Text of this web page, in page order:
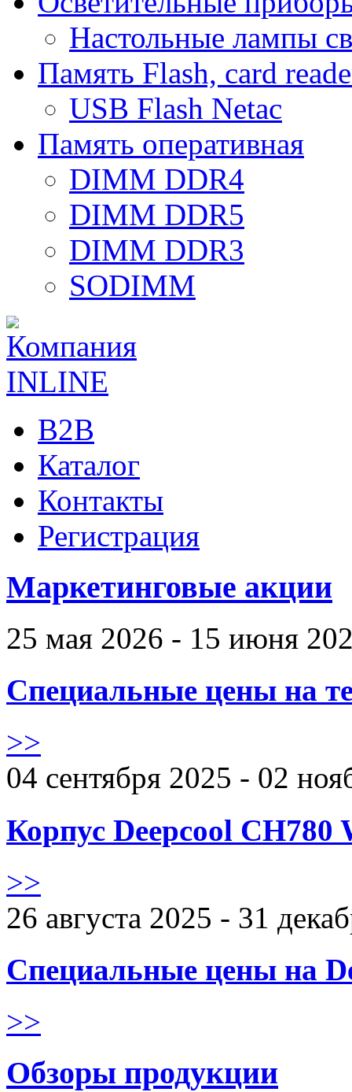
Настольные лампы
Память Flash, card
USB Flash Netac
Память оперативная
DIMM DDR4
DIMM DDR5
DIMM DDR3
SODIMM
B2B
Каталог
Контакты
Регистрация
Маркетинговые акции
25 мая 2026 - 15 июня
Специальные цены на
>>
04 сентября 2025 - 02
Корпус Deepcool CH780
>>
26 августа 2025 - 31
Специальные цены на
>>
Обзоры продукции